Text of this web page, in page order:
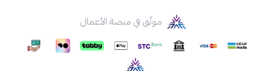
موثّق في منصة الأعمال